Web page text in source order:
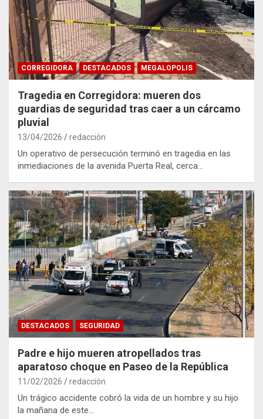
CORREGIDORA DESTACADOS MEGALOPOLIS
Tragedia en Corregidora: mueren dos
guardias de seguridad tras caer a un cárcamo
pluvial
13/04/2026 redacción
Un operativo de persecución terminó en tragedia en las
inmediaciones de la avenida Puerta Real, cerca…
DESTACADOS SEGURIDAD
Padre e hijo mueren atropellados tras
aparatoso choque en Paseo de la República
11/02/2026 redacción
Un trágico accidente cobró la vida de un hombre y su hijo
la mañana de este…